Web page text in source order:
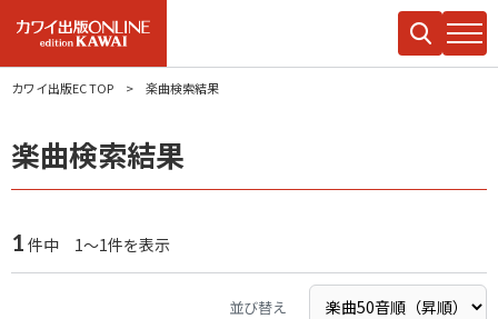
カワイ出版EC TOP 楽曲検索結果
楽曲検索結果
1 件中 1～1件を表示
並び替え